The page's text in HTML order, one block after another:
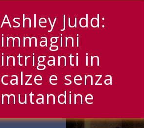
Ashley Judd:
immagini
intriganti in
calze e senza
mutandine